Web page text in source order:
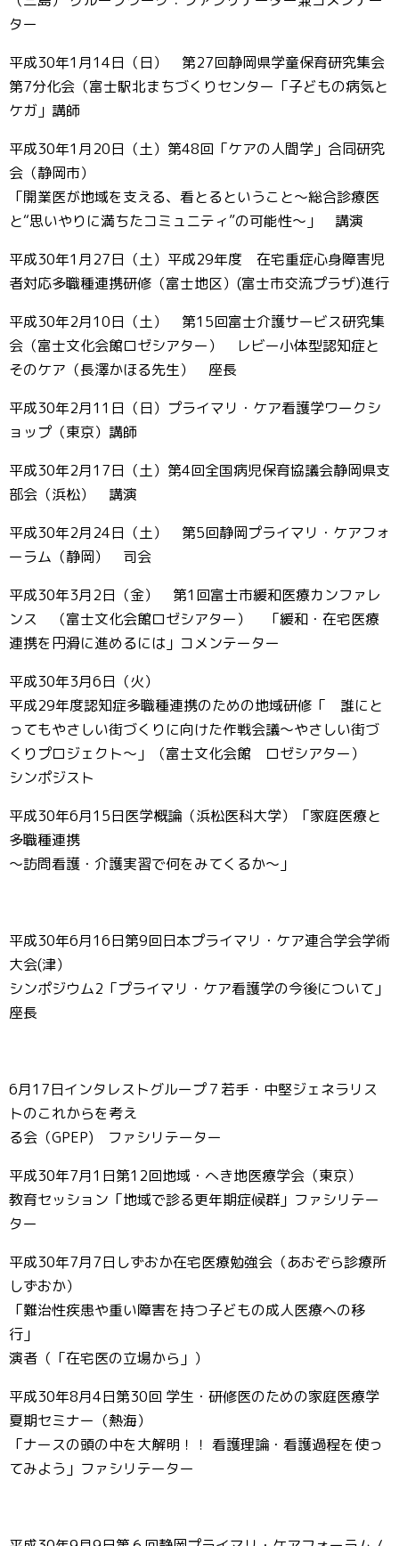
ター
平成30年1月14日（日） 第27回静岡県学童保育研究集会
第7分化会（富士駅北まちづくりセンター「子どもの病気と
ケガ」講師
平成30年1月20日（土）第48回「ケアの人間学」合同研究
会（静岡市）
「開業医が地域を支える、看とるということ～総合診療医
と“思いやりに満ちたコミュニティ”の可能性～」 講演
平成30年1月27日（土）平成29年度 在宅重症心身障害児
者対応多職種連携研修（富士地区）(富士市交流プラザ)進行
平成30年2月10日（土） 第15回富士介護サービス研究集
会（富士文化会館ロゼシアター） レビー小体型認知症と
そのケア（長澤かほる先生） 座長
平成30年2月11日（日）プライマリ・ケア看護学ワークシ
ョップ（東京）講師
平成30年2月17日（土）第4回全国病児保育協議会静岡県支
部会（浜松） 講演
平成30年2月24日（土） 第5回静岡プライマリ・ケアフォ
ーラム（静岡） 司会
平成30年3月2日（金） 第1回富士市緩和医療カンファレ
ンス （富士文化会館ロゼシアター） 「緩和・在宅医療
連携を円滑に進めるには」コメンテーター
平成30年3月6日（火）
平成29年度認知症多職種連携のための地域研修「 誰にと
ってもやさしい街づくりに向けた作戦会議～やさしい街づ
くりプロジェクト～」（富士文化会館 ロゼシアター）
シンポジスト
平成30年6月15日医学概論（浜松医科大学）「家庭医療と
多職種連携
～訪問看護・介護実習で何をみてくるか～」
平成30年6月16日第9回日本プライマリ・ケア連合学会学術
大会(津）
シンポジウム2「プライマリ・ケア看護学の今後について」
座長
6月17日インタレストグループ７若手・中堅ジェネラリス
トのこれからを考え
る会（GPEP) ファシリテーター
平成30年7月1日第12回地域・へき地医療学会（東京）
教育セッション「地域で診る更年期症候群」ファシリテー
ター
平成30年7月7日しずおか在宅医療勉強会（あおぞら診療所
しずおか）
「難治性疾患や重い障害を持つ子どもの成人医療への移
行」
演者（「在宅医の立場から」）
平成30年8月4日第30回 学生・研修医のための家庭医療学
夏期セミナー（熱海）
「ナースの頭の中を大解明！！ 看護理論・看護過程を使っ
てみよう」ファシリテーター